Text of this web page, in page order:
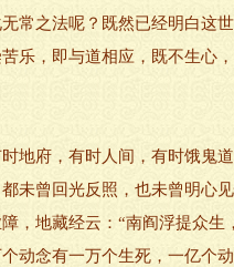
常之法呢？既然已经明白这
乐，即与道相应，既不生心
地府，有时人间，有时饿鬼
未曾回光反照，也未曾明心
，地藏经云：“南阎浮提众
动念有一万个生死，一亿个